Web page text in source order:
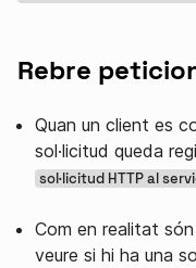
Rebre
Quan un client es
sol·licitud queda
sol·licitud HTTP al
Com en realitat
veure si hi ha una